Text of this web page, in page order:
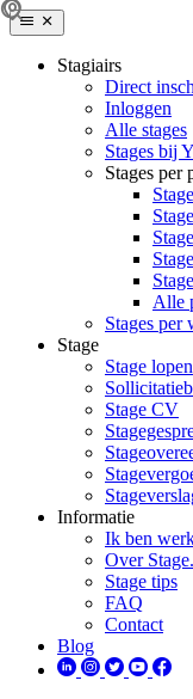
Stagiairs
Direct
Inloggen
Alle stages
Stages bij
Stages per
Alle
Stages per
Stage
Stage lopen
Stage CV
Informatie
Ik ben
Over
Stage tips
FAQ
Contact
Blog